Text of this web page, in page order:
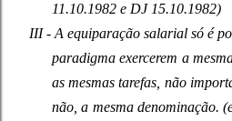
11.10.1982 e DJ 15.10.1982)
III - A equiparação salarial só é
paradigma exercerem a
as mesmas tarefas, não
não, a mesma denominação.